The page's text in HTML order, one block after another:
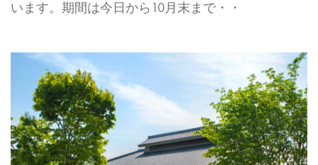
います。期間は今日から10月末まで・・